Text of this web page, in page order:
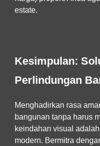
estate.
Kesimpulan:
Perlindungan
Menghadirkan rasa
bangunan tanpa harus
keindahan visual
modern. Bermitra